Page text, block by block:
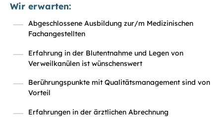
Wir erwarten:
Abgeschlossene Ausbildung zur/m Medizinischen
Fachangestellten
Erfahrung in der Blutentnahme und Legen von
Verweilkanülen ist wünschenswert
Berührungspunkte mit Qualitätsmanagement sind von
Vorteil
Erfahrungen in der ärztlichen Abrechnung